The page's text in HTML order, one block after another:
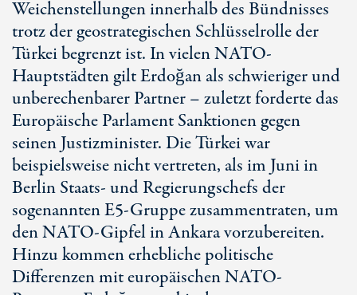
Weichenstellungen innerhalb des Bündnisses
trotz der geostrategischen Schlüsselrolle der
Türkei begrenzt ist. In vielen NATO-
Hauptstädten gilt Erdoğan als schwieriger und
unberechenbarer Partner – zuletzt forderte das
Europäische Parlament Sanktionen gegen
seinen Justizminister. Die Türkei war
beispielsweise nicht vertreten, als im Juni in
Berlin Staats- und Regierungschefs der
sogenannten E5-Gruppe zusammentraten, um
den NATO-Gipfel in Ankara vorzubereiten.
Hinzu kommen erhebliche politische
Differenzen mit europäischen NATO-